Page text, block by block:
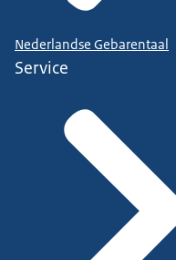
Nederlandse Gebarentaal
Service